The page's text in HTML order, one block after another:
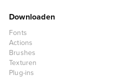
Downloaden
Fonts
Actions
Brushes
Texturen
Plug-ins